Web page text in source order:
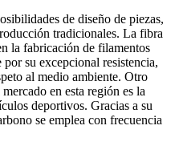
de diseño de piezas,
tradicionales. La fibra
la fabricación de filamentos
su excepcional resistencia,
al medio ambiente. Otro
en esta región es la
deportivos. Gracias a su
se emplea con frecuencia